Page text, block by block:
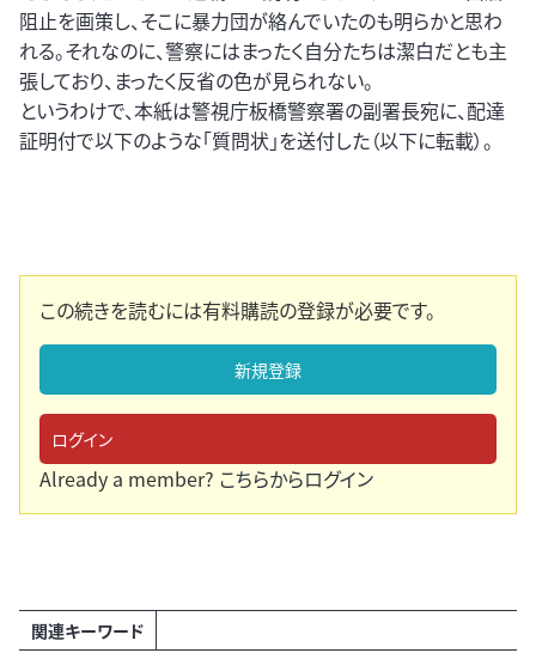
阻止を画策し、そこに暴力団が絡んでいたのも明らかと思わ
れる。それなのに、警察にはまったく自分たちは潔白だとも主
張しており、まったく反省の色が見られない。
というわけで、本紙は警視庁板橋警察署の副署長宛に、配達
証明付で以下のような「質問状」を送付した（以下に転載）。
この続きを読むには有料購読の登録が必要です。
新規登録
ログイン
Already a member? こちらからログイン
関連キーワード